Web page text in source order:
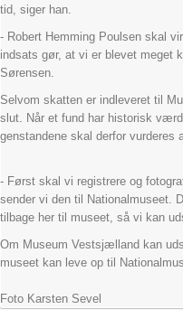
tid, siger han.
- Robert Hemming Poulsen skal
indsats gør, at vi er blevet meget
Sørensen.
Selvom skatten er indleveret til
slut. Når et fund har historisk
genstandene skal derfor vurderes
- Først skal vi registrere og
sender vi den til Nationalmuseet.
tilbage her til museet, så vi kan
Om Museum Vestsjælland kan
museet kan leve op til
Foto Karsten Sevel